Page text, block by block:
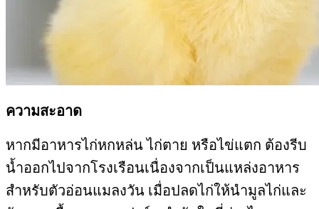
ความสะอาด
หากมีอาหารไก่หกหล่น ไก่ตาย หรือไข่แตก ต้องรีบ
น้ำออกไปจากโรงเรือนเนื่องจากเป็นแหล่งอาหาร
สำหรับตัวอ่อนแมลงวัน เมื่อปลดไก่ให้นำมูลไก่และ